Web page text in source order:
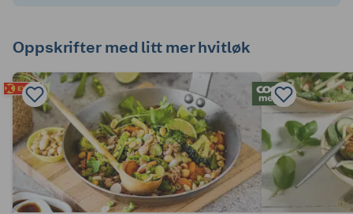
Oppskrifter med litt mer hvitløk